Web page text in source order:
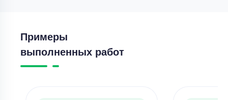
Примеры
выполненных работ